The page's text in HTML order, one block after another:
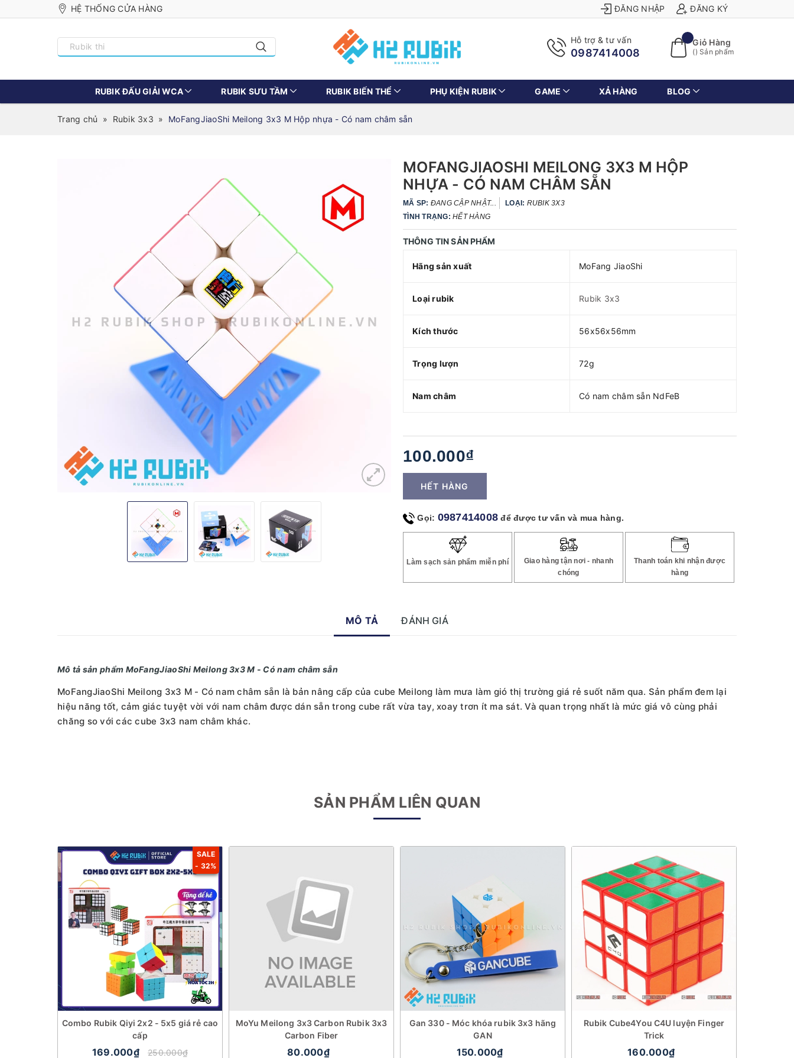
HỆ THỐNG CỬA HÀNG ĐĂNG NHẬP ĐĂNG KÝ
Hỗ trợ & tư vấn
0987414008
Giỏ Hàng
() Sản phẩm
RUBIK ĐẤU GIẢI WCA RUBIK SƯU TẦM RUBIK BIẾN THỂ PHỤ KIỆN RUBIK GAME XẢ HÀNG BLOG
Trang chủ » Rubik 3x3 » MoFangJiaoShi Meilong 3x3 M Hộp nhựa - Có nam châm sẵn
MOFANGJIAOSHI MEILONG 3X3 M HỘP
NHỰA - CÓ NAM CHÂM SẴN
MÃ SP: ĐANG CẬP NHẬT... LOẠI: RUBIK 3X3
TÌNH TRẠNG: HẾT HÀNG
THÔNG TIN SẢN PHẨM
Hãng sản xuất MoFang JiaoShi
Loại rubik Rubik 3x3
Kích thước 56x56x56mm
Trọng lượn 72g
Nam châm Có nam châm sẵn NdFeB
100.000₫
HẾT HÀNG
Gọi: 0987414008 để được tư vấn và mua hàng.
Làm sạch sản phẩm miễn phí
Giao hàng tận nơi - nhanh
chóng
Thanh toán khi nhận được
hàng
MÔ TẢ ĐÁNH GIÁ
Mô tả sản phẩm MoFangJiaoShi Meilong 3x3 M - Có nam châm sẵn
MoFangJiaoShi Meilong 3x3 M - Có nam châm sẵn là bản nâng cấp của cube Meilong làm mưa làm gió thị trường giá rẻ suốt năm qua. Sản phẩm đem lại
hiệu năng tốt, cảm giác tuyệt vời với nam châm được dán sẵn trong cube rất vừa tay, xoay trơn ít ma sát. Và quan trọng nhất là mức giá vô cùng phải
chăng so với các cube 3x3 nam châm khác.
SẢN PHẨM LIÊN QUAN
SALE
- 32%
Combo Rubik Qiyi 2x2 - 5x5 giá rẻ cao
cấp
169.000₫ 250.000₫
MoYu Meilong 3x3 Carbon Rubik 3x3
Carbon Fiber
80.000₫
Gan 330 - Móc khóa rubik 3x3 hãng
GAN
150.000₫
Rubik Cube4You C4U luyện Finger
Trick
160.000₫